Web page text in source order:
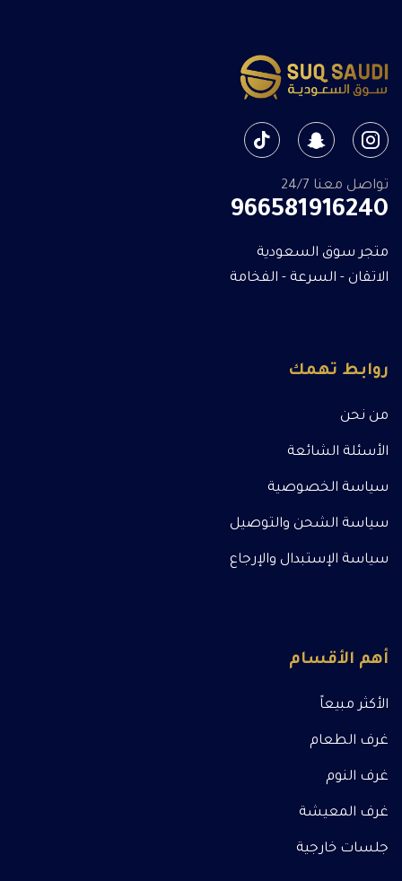
تواصل معنا 24/7
966581916240
متجر سوق السعودية
الاتقان - السرعة - الفخامة
روابط تهمك
من نحن
الأسئلة الشائعة
سياسة الخصوصية
سياسة الشحن والتوصيل
سياسة الإستبدال والإرجاع
أهم الأقسام
الأكثر مبيعاً
غرف الطعام
غرف النوم
غرف المعيشة
جلسات خارجية